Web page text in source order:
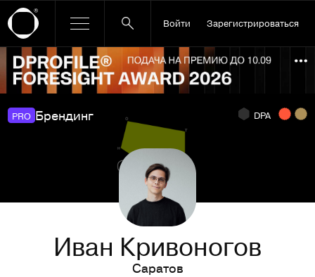
Войти Зарегистрироваться
Ссылка баннера
PRO Брендинг DPA
Иван Кривоногов
Саратов